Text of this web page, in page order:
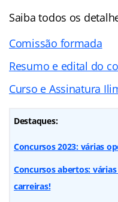
Saiba todos os
Comissão formada
Resumo e edital do
Curso e Assinatura
Destaques:
Concursos 2023: várias
Concursos abertos:
carreiras!